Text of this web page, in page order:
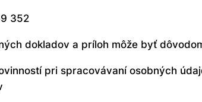
352
dokladov a príloh môže byť
pri spracovávaní osobných